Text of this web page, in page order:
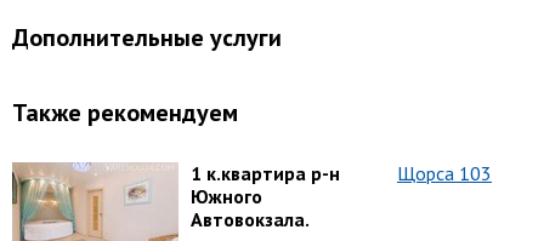
Дополнительные услуги
Также рекомендуем
1 к.квартира р-н
Южного
Автовокзала.
Щорса 103